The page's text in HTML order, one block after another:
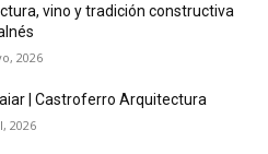
vino y tradición constructiva
2026
| Castroferro Arquitectura
2026